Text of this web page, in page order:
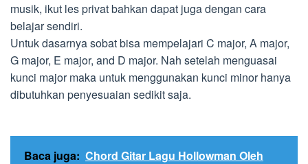
musik, ikut les privat bahkan dapat juga dengan cara
belajar sendiri.
Untuk dasarnya sobat bisa mempelajari C major, A major,
G major, E major, and D major. Nah setelah menguasai
kunci major maka untuk menggunakan kunci minor hanya
dibutuhkan penyesuaian sedikit saja.
Baca juga: Chord Gitar Lagu Hollowman Oleh